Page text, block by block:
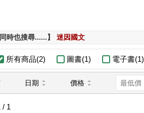
時也搜尋......】
迷因國文
所有商品(2) 圖書(1) 電子書(1)
日期 價格
/ 1